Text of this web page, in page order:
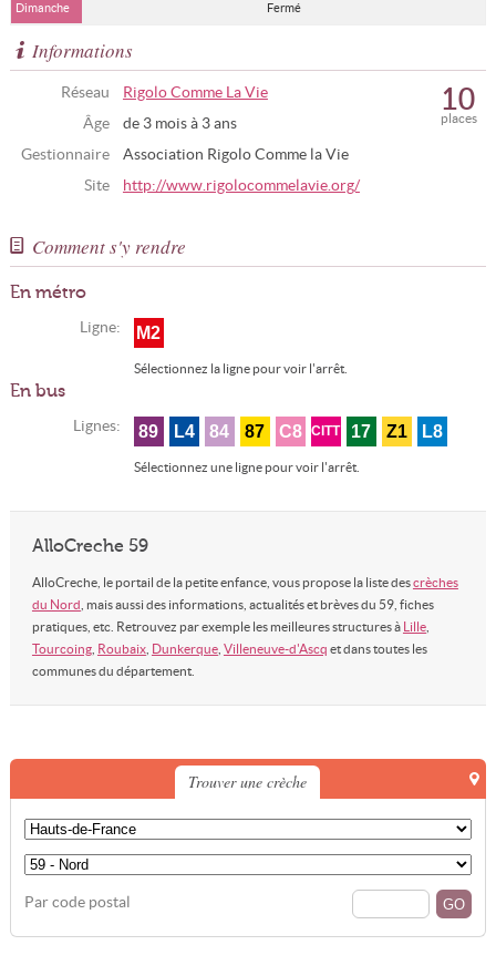
Dimanche Fermé
Informations
Réseau
Rigolo Comme La Vie
Âge
de 3 mois à 3 ans
Gestionnaire
Association Rigolo Comme la Vie
Site
http://www.rigolocommelavie.org/
places
10
Comment s'y rendre
En métro
Ligne: M2
Sélectionnez la ligne pour voir l'arrêt.
En bus
Lignes: 89 L4 84 87 C8 CITT 17 Z1 L8
Sélectionnez une ligne pour voir l'arrêt.
AlloCreche 59
AlloCreche, le portail de la petite enfance, vous propose la liste descrèches
du Nord , mais aussi des informations, actualités et brèves du 59, fiches
pratiques, etc. Retrouvez par exemple les meilleures structures à Lille,
Tourcoing, Roubaix, Dunkerque, Villeneuve-d'Ascq et dans toutes les
communes du département.
Trouver une crèche
Par code postal